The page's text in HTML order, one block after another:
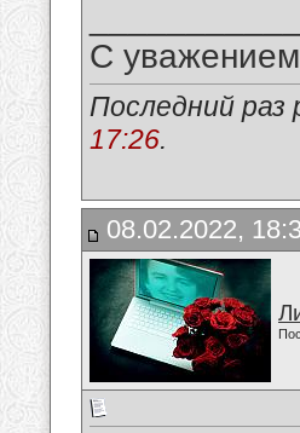
С
Последний раз
17:26.
08.02.2022,